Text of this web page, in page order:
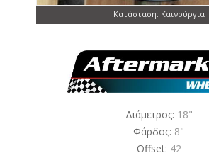
Κατάσταση: Καινούργια
Διάμετρος: 18"
Φάρδος: 8"
Offset: 42